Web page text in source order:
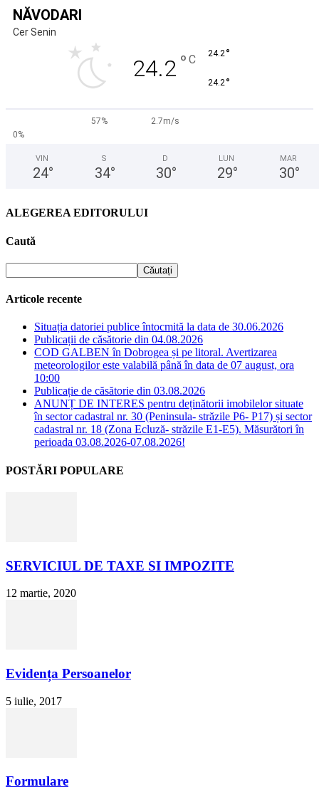
NĂVODARI
Cer Senin
24.2 ° C 24.2°
24.2°
57%
2.7m/s
0%
VIN
24°
S
34°
D
30°
LUN
29°
MAR
30°
ALEGEREA EDITORULUI
Caută
Articole recente
Situația datoriei publice întocmită la data de 30.06.2026
Publicații de căsătorie din 04.08.2026
COD GALBEN în Dobrogea și pe litoral. Avertizarea
meteorologilor este valabilă până în data de 07 august, ora
10:00
Publicație de căsătorie din 03.08.2026
ANUNȚ DE INTERES pentru deținătorii imobilelor situate
în sector cadastral nr. 30 (Peninsula- străzile P6- P17) și sector
cadastral nr. 18 (Zona Ecluză- străzile E1-E5). Măsurători în
perioada 03.08.2026-07.08.2026!
POSTĂRI POPULARE
SERVICIUL DE TAXE SI IMPOZITE
12 martie, 2020
Evidența Persoanelor
5 iulie, 2017
Formulare